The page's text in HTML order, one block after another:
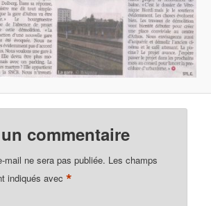
commentaire
mail ne sera pas publiée. Les champs
indiqués avec*